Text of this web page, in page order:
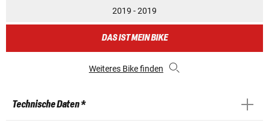
2019 - 2019
DAS IST MEIN BIKE
Weiteres Bike finden
Technische Daten *